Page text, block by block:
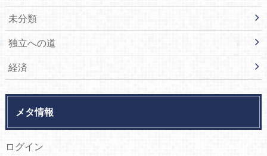
未分類
独立への道
経済
メタ情報
ログイン